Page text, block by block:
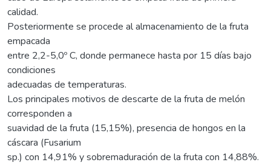
calidad.
Posteriormente se procede al almacenamiento de la fruta
empacada
entre 2,2-5,0º C, donde permanece hasta por 15 días bajo
condiciones
adecuadas de temperaturas.
Los principales motivos de descarte de la fruta de melón
corresponden a
suavidad de la fruta (15,15%), presencia de hongos en la
cáscara (Fusarium
sp.) con 14,91% y sobremaduración de la fruta con 14,88%.